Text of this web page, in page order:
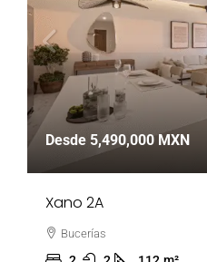
Desde 5,490,000 MXN
Xano 2A
Bucerías